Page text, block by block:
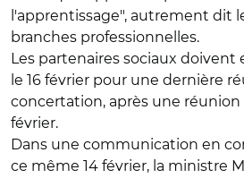
l'apprentissage", autrement dit
branches professionnelles.
Les partenaires sociaux doivent
le 16 février pour une dernière
concertation, après une réunion
février.
Dans une communication en
ce même 14 février, la ministre